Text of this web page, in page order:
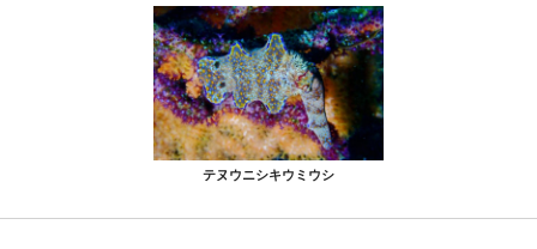
テヌウニシキウミウシ